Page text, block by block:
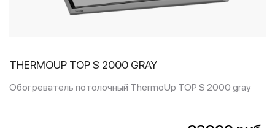
THERMOUP TOP S 2000 GRAY
Обогреватель потолочный ThermoUp TOP S 2000 gray